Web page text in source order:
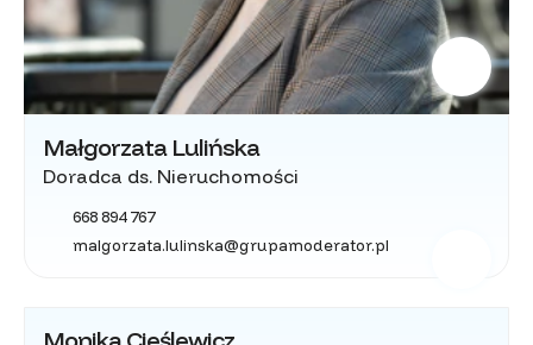
Małgorzata Lulińska
Doradca ds. Nieruchomości
668 894 767
malgorzata.lulinska@grupamoderator.pl